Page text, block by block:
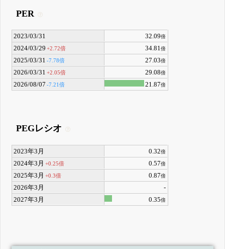
PER
2023/03/31 32.09倍
2024/03/29 +2.72倍 34.81倍
2025/03/31 -7.78倍 27.03倍
2026/03/31 +2.05倍 29.08倍
2026/08/07 -7.21倍 21.87倍
PEGレシオ
2023年3月 0.32倍
2024年3月 +0.25倍 0.57倍
2025年3月 +0.3倍 0.87倍
2026年3月
-
2027年3月
0.35倍